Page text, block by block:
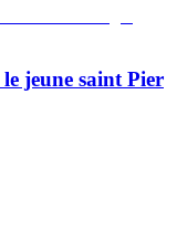
jeune saint Pier